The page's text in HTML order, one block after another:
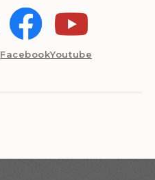
FacebookYoutube